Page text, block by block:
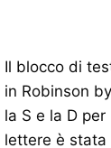
Il blocco di
in Robinson
la S e la D
lettere è stata